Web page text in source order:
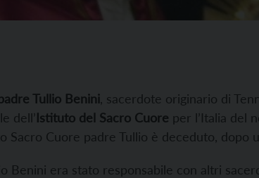
Tullio Benini , sacerdote originario di
dell’Istituto del Sacro Cuore per l’Italia del
Sacro Cuore padre Tullio è deceduto, dopo
Benini era stato responsabile con altri